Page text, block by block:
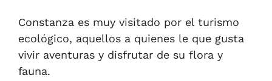
Constanza es muy visitado por el turismo
ecológico, aquellos a quienes le que gusta
vivir aventuras y disfrutar de su flora y
fauna.